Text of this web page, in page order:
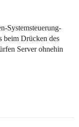
Systemsteuerung-
beim Drücken des
Server ohnehin